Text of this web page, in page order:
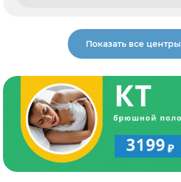
Показать все центры